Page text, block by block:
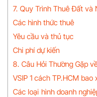
7. Quy Trình Thuê Đất và
Các hình thức thuê
Yêu cầu và thủ tục
Chi phí dự kiến
8. Câu Hỏi Thường Gặp
VSIP 1 cách TP.HCM bao
Các loại hình doanh